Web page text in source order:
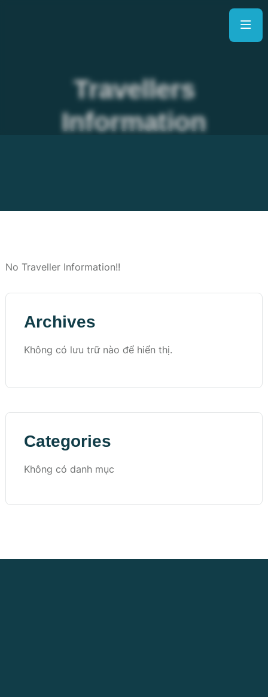
Travellers
Information
No Traveller Information!!
Archives
Không có lưu trữ nào để hiển thị.
Categories
Không có danh mục